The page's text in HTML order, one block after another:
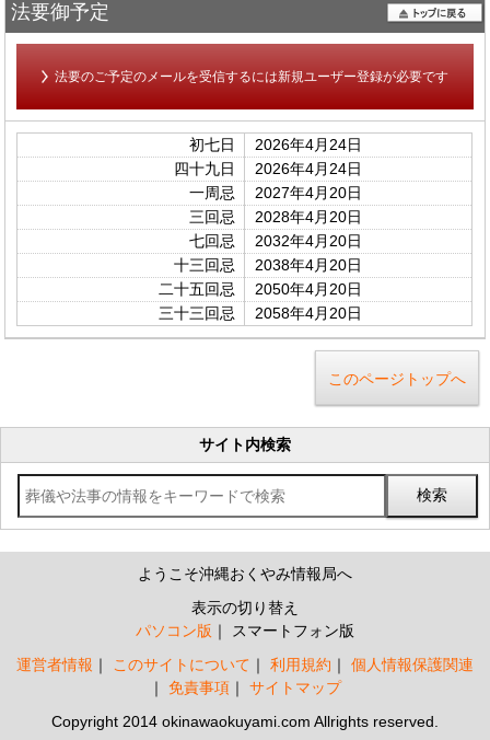
法要御予定
法要のご予定のメールを受信するには新規ユーザー登録が必要です
初七日
2026年4月24日
四十九日
2026年4月24日
一周忌
2027年4月20日
三回忌
2028年4月20日
七回忌
2032年4月20日
十三回忌
2038年4月20日
二十五回忌
2050年4月20日
三十三回忌
2058年4月20日
このページトップへ
サイト内検索
ようこそ沖縄おくやみ情報局へ
表示の切り替え
パソコン版
スマートフォン版
運営者情報
このサイトについて 利用規約
個人情報保護関連
免責事項
サイトマップ
Copyright 2014 okinawaokuyami.com Allrights reserved.